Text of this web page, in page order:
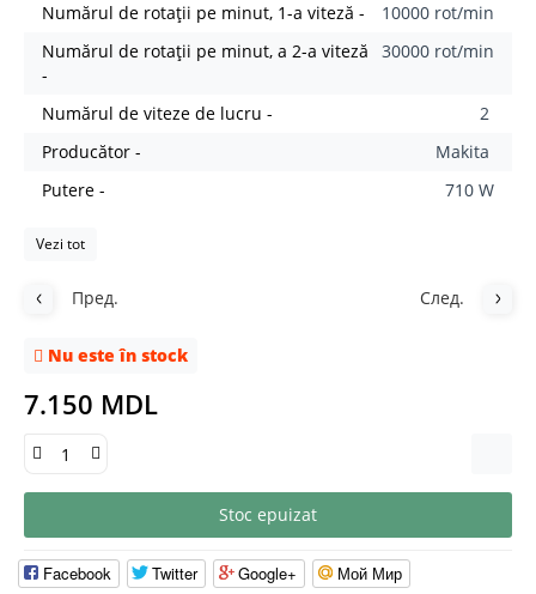
Numărul de rotații pe minut, 1-a viteză -
10000 rot/min
Numărul de rotații pe minut, a 2-a viteză
-
30000 rot/min
Numărul de viteze de lucru -
2
Producător -
Makita
Putere -
710 W
Vezi tot
Пред. След.
Nu este în stock
7.150 MDL
Stoc epuizat
Facebook Twitter Google+
Мой Мир